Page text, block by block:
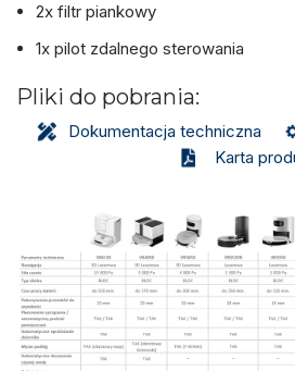
2x filtr piankowy
1x pilot zdalnego sterowania
Pliki do pobrania:
Dokumentacja techniczna
Karta